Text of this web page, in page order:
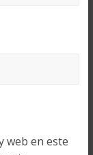
web en este